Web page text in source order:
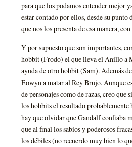
para que los podamos entender mejor
estar contado por ellos, desde su punto
que nos los presenta de esa manera,
Y por supuesto que son importantes,
hobbit (Frodo) el que lleva el Anillo a
ayuda de otro hobbit (Sam). Además
Eowyn a matar al Rey Brujo. Aunque
de personajes como de razas, creo que
los hobbits el resultado
hay que olvidar que Gandalf confiaba
que al final los sabios y poderosos
los débiles (no recuerdo muy bien lo